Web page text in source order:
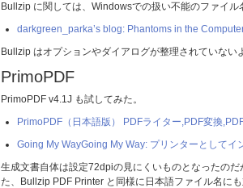
Bullzip に関しては、Windowsでの扱い不能のファイル
darkgreen_parka’s blog: Phantoms in the
Bullzip はオプションやダイアログが整理されていない
PrimoPDF
PrimoPDF v4.1J も試してみた。
PrimoPDF（日本語版） PDFライター,PDF変換
Going My WayGoing My Way: プリンターとしてイ
生成文書自体は設定72dpiの見にくいものとなったの
た、Bullzip PDF Printer と同様に日本語ファイル名に